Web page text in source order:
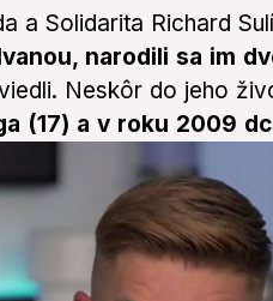
a Solidarita Richard
narodili sa im
Neskôr do jeho
(17) a v roku 2009